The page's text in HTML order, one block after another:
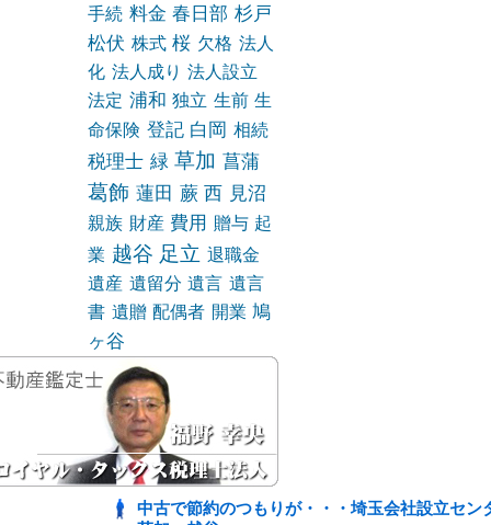
手続 料金 春日部 杉戸
松伏 株式 桜 欠格 法人
化 法人成り 法人設立
法定 浦和 独立 生前 生
命保険 登記 白岡 相続
税理士 緑 草加 菖蒲
葛飾 蓮田 蕨 西 見沼
親族 財産 費用 贈与 起
業 越谷 足立 退職金
遺産 遺留分 遺言 遺言
書 遺贈 配偶者 開業 鳩
ヶ谷
中古で節約のつもりが・・・埼玉会社設立セン